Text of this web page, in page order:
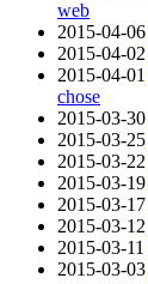
web
2015-04-06
2015-04-02
2015-04-01
chose
2015-03-30
2015-03-25
2015-03-22
2015-03-19
2015-03-17
2015-03-12
2015-03-11
2015-03-03